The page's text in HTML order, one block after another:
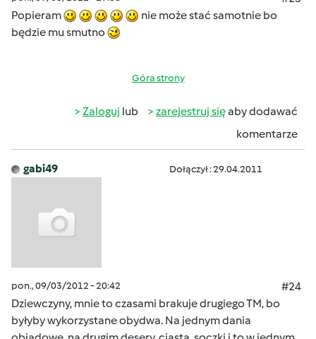
Popieram
nie może stać samotnie bo
będzie mu smutno
Góra strony
Zaloguj lub zarejestruj sięaby dodawać
komentarze
gabi49 Dołączył : 29.04.2011
pon., 09/03/2012 - 20:42
#24
Dziewczyny, mnie to czasami brakuje drugiego TM, bo
byłyby wykorzystane obydwa. Na jednym dania